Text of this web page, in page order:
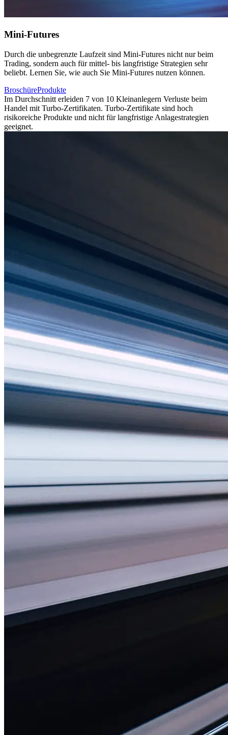
Mini-Futures
Durch die unbegrenzte Laufzeit sind Mini-Futures nicht nur beim
Trading, sondern auch für mittel- bis langfristige Strategien sehr
beliebt. Lernen Sie, wie auch Sie Mini-Futures nutzen können.
BroschüreProdukte
Im Durchschnitt erleiden 7 von 10 Kleinanlegern Verluste beim
Handel mit Turbo-Zertifikaten. Turbo-Zertifikate sind hoch
risikoreiche Produkte und nicht für langfristige Anlagestrategien
geeignet.